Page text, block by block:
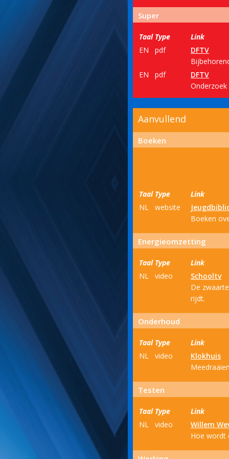
Super
Taal Type
Link
EN
pdf
DFTV
EN
pdf
DFTV
Aanvullend
Boeken
Taal Type
Link
NL
website
Boeken
Energieomzetting
Taal Type
Link
NL
video
Schooltv
De
rijdt.
Onderhoud
Taal Type
Link
NL
video
Klokhuis
Testen
Taal Type
Link
NL
video
Willem
Hoe wordt